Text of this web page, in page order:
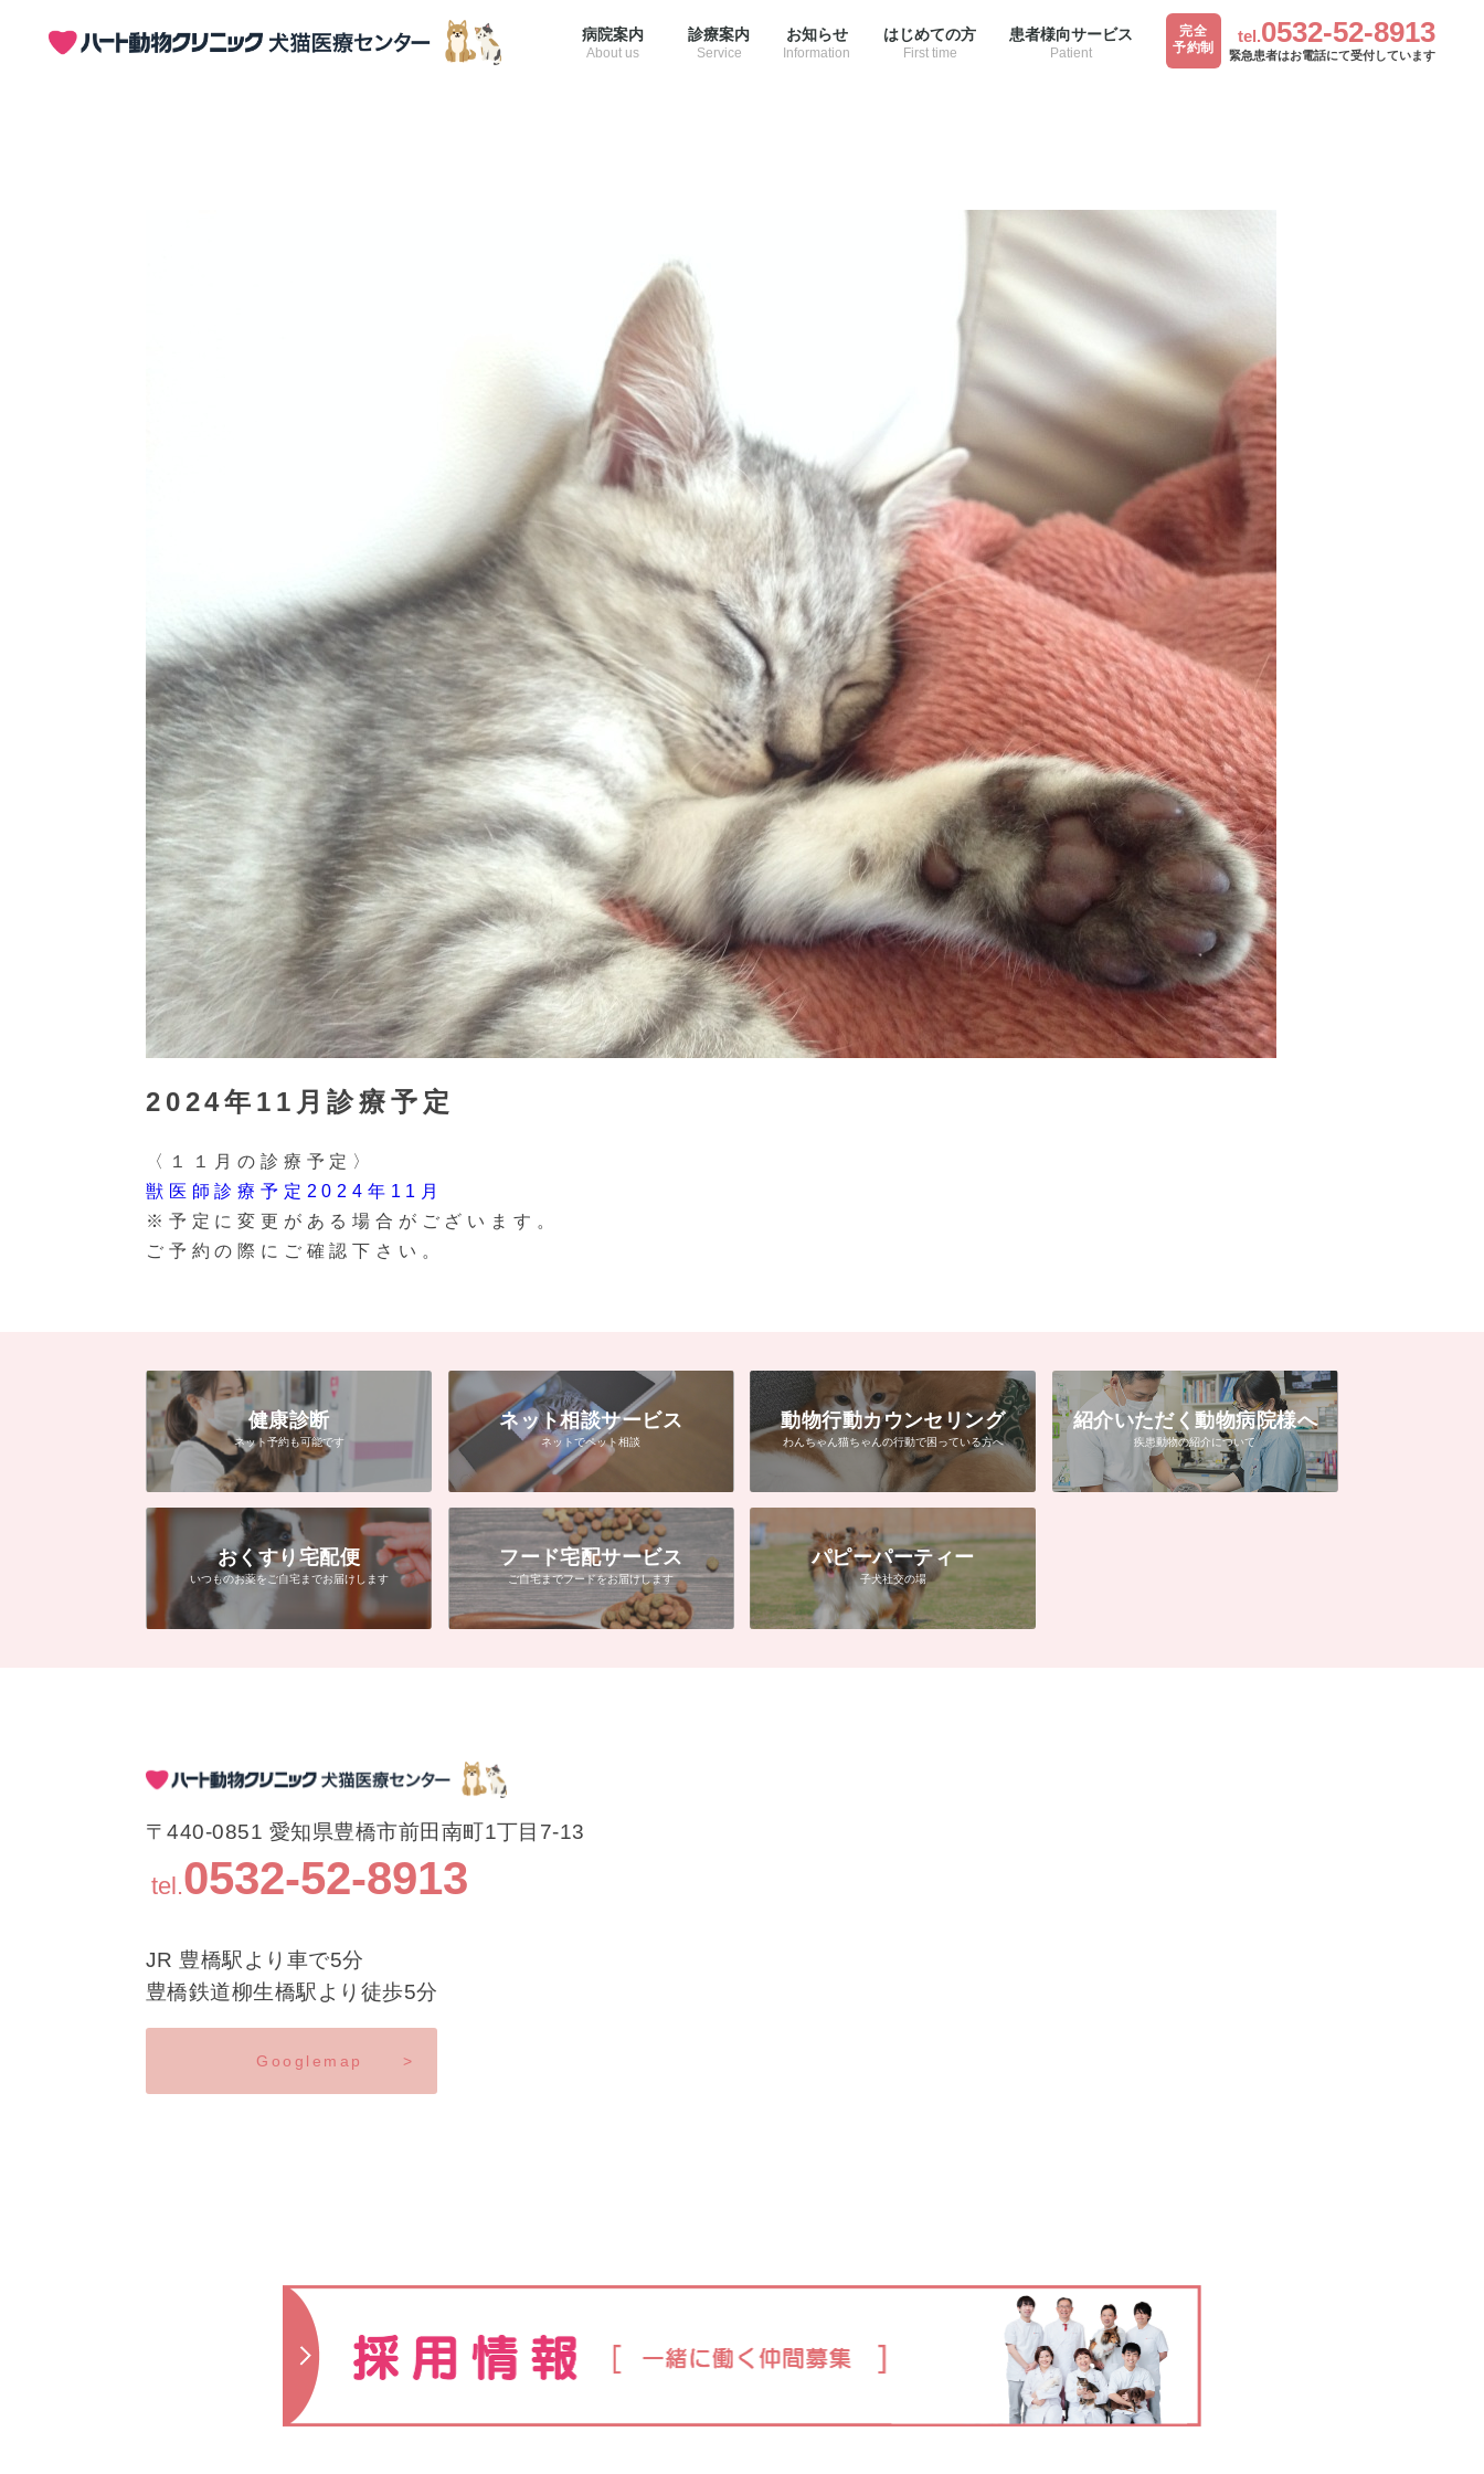
病院案内
About us
診療案内
Service
お知らせ
Information
はじめての方
First time
患者様向サービス
Patient
完全
予約制
tel.0532-52-8913
緊急患者はお電話にて受付しています
HOME >お知らせ 2024年11月診療予定
2024年11月診療予定
〈１１月の診療予定〉
獣医師診療予定2024年11月
※予定に変更がある場合がございます。
ご予約の際にご確認下さい。
健康診断
ネット予約も可能です
ネット相談サービス
ネットでペット相談
動物行動カウンセリング
わんちゃん猫ちゃんの行動で困っている方へ
紹介いただく動物病院様へ
疾患動物の紹介について
おくすり宅配便
いつものお薬をご自宅までお届けします
フード宅配サービス
ご自宅までフードをお届けします
パピーパーティー
子犬社交の場
〒440-0851 愛知県豊橋市前田南町1丁目7-13
tel.0532-52-8913
JR 豊橋駅より車で5分
豊橋鉄道柳生橋駅より徒歩5分
Googlemap >